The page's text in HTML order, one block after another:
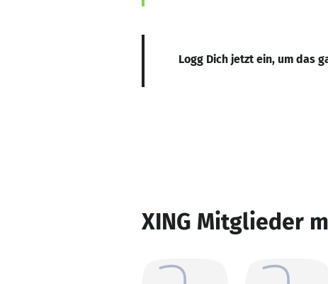
Logg Dich jetzt ein, um das
XING Mitglieder